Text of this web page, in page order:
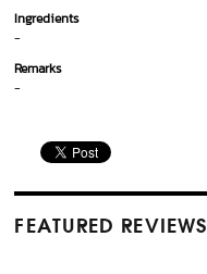
Ingredients
-
Remarks
-
FEATURED REVIEWS